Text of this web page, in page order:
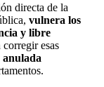
directa de la
vulnera los
y libre
esas
anulada